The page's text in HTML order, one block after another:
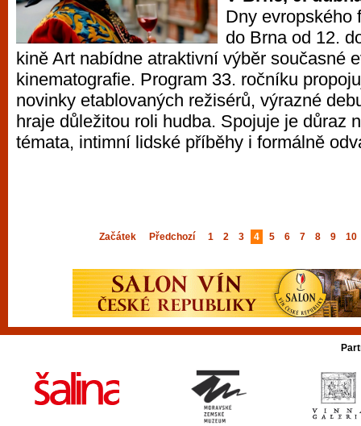
Dny evropského
do Brna od 12.
kině Art nabídne atraktivní výběr současné
kinematografie. Program 33. ročníku
novinky etablovaných režisérů, výrazné
hraje důležitou roli hudba. Spojuje je důraz
témata, intimní lidské příběhy i formálně
Začátek Předchozí 1 2 3 4 5 6 7 8 9 10